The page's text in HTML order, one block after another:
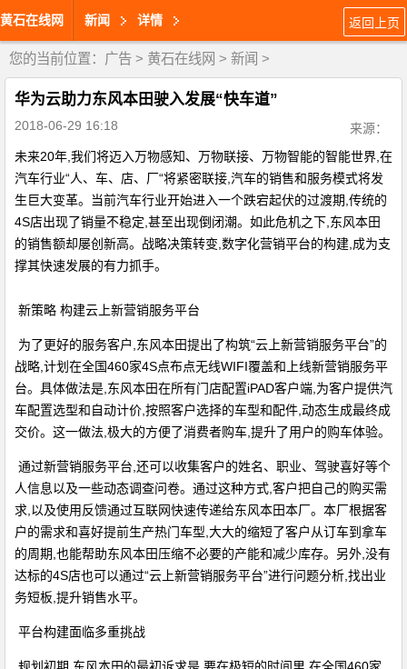
黄石在线网 新闻 详情 返回上页
您的当前位置： 广告 > 黄石在线网 > 新闻 >
华为云助力东风本田驶入发展“快车道”
2018-06-29 16:18
来源：
未来20年,我们将迈入万物感知、万物联接、万物智能的智能世界,在
汽车行业“人、车、店、厂“将紧密联接,汽车的销售和服务模式将发
生巨大变革。当前汽车行业开始进入一个跌宕起伏的过渡期,传统的
4S店出现了销量不稳定,甚至出现倒闭潮。如此危机之下,东风本田
的销售额却屡创新高。战略决策转变,数字化营销平台的构建,成为支
撑其快速发展的有力抓手。
新策略 构建云上新营销服务平台
为了更好的服务客户,东风本田提出了构筑“云上新营销服务平台”的
战略,计划在全国460家4S点布点无线WIFI覆盖和上线新营销服务平
台。具体做法是,东风本田在所有门店配置iPAD客户端,为客户提供汽
车配置选型和自动计价,按照客户选择的车型和配件,动态生成最终成
交价。这一做法,极大的方便了消费者购车,提升了用户的购车体验。
通过新营销服务平台,还可以收集客户的姓名、职业、驾驶喜好等个
人信息以及一些动态调查问卷。通过这种方式,客户把自己的购买需
求,以及使用反馈通过互联网快速传递给东风本田本厂。本厂根据客
户的需求和喜好提前生产热门车型,大大的缩短了客户从订车到拿车
的周期,也能帮助东风本田压缩不必要的产能和减少库存。另外,没有
达标的4S店也可以通过“云上新营销服务平台”进行问题分析,找出业
务短板,提升销售水平。
平台构建面临多重挑战